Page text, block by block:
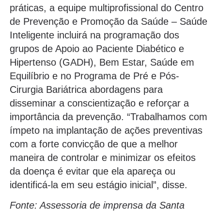
práticas, a equipe multiprofissional do Centro
de Prevenção e Promoção da Saúde – Saúde
Inteligente incluirá na programação dos
grupos de Apoio ao Paciente Diabético e
Hipertenso (GADH), Bem Estar, Saúde em
Equilíbrio e no Programa de Pré e Pós-
Cirurgia Bariátrica abordagens para
disseminar a conscientização e reforçar a
importância da prevenção. “Trabalhamos com
ímpeto na implantação de ações preventivas
com a forte convicção de que a melhor
maneira de controlar e minimizar os efeitos
da doença é evitar que ela apareça ou
identificá-la em seu estágio inicial”, disse.
Fonte: Assessoria de imprensa da Santa